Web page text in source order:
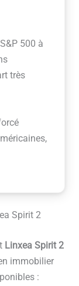
500 à
très
Spirit 2
Linxea Spirit 2
immobilier
: